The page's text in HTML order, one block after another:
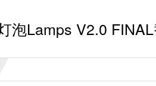
泡Lamps V2.0